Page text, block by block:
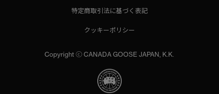
特定商取引法に基づく表記
クッキーポリシー
Copyright ⓒ CANADA GOOSE JAPAN, K.K.